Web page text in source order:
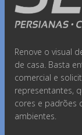
Renove o visual
de casa. Basta
comercial e
representantes,
cores e padrões
ambientes.